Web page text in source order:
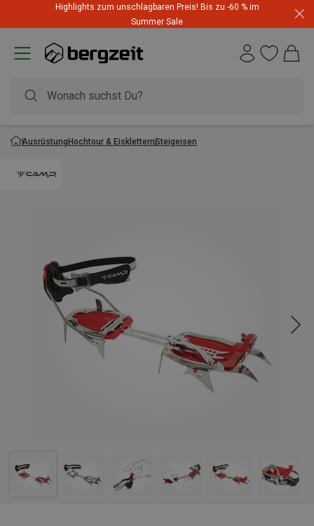
Highlights zum unschlagbaren Preis! Bis zu -60 % im
Summer Sale
AusrüstungHochtour & EiskletternSteigeisen